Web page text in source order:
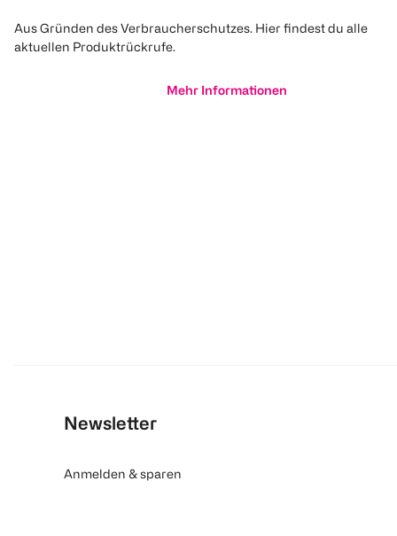
Aus Gründen des Verbraucherschutzes. Hier findest du alle
aktuellen Produktrückrufe.
Mehr Informationen
Newsletter
Anmelden & sparen